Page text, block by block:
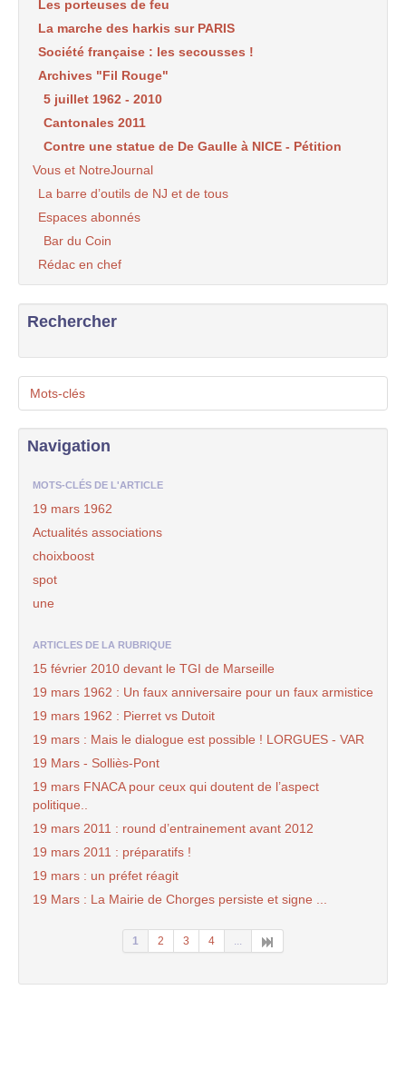
Les porteuses de feu
La marche des harkis sur PARIS
Société française : les secousses !
Archives "Fil Rouge"
5 juillet 1962 - 2010
Cantonales 2011
Contre une statue de De Gaulle à NICE - Pétition
Vous et NotreJournal
La barre d’outils de NJ et de tous
Espaces abonnés
Bar du Coin
Rédac en chef
Rechercher
Mots-clés
Navigation
MOTS-CLÉS DE L'ARTICLE
19 mars 1962
Actualités associations
choixboost
spot
une
ARTICLES DE LA RUBRIQUE
15 février 2010 devant le TGI de Marseille
19 mars 1962 : Un faux anniversaire pour un faux armistice
19 mars 1962 : Pierret vs Dutoit
19 mars : Mais le dialogue est possible ! LORGUES - VAR
19 Mars - Solliès-Pont
19 mars FNACA pour ceux qui doutent de l’aspect
politique..
19 mars 2011 : round d’entrainement avant 2012
19 mars 2011 : préparatifs !
19 mars : un préfet réagit
19 Mars : La Mairie de Chorges persiste et signe ...
1 2 3 4 ...